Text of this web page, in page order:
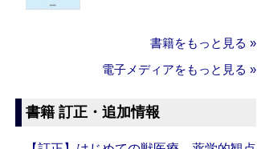
書籍をもっと見る »
電子メディアをもっと見る »
書籍 訂正・追加情報